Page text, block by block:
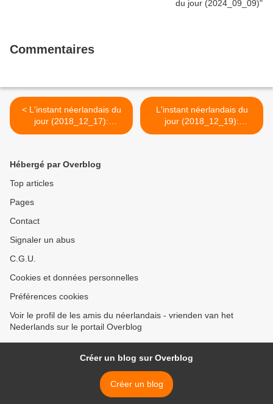
Commentaires
< L'instant néerlandais du
jour (2018_12_17):
volgende week maandag
L'instant néerlandais du
jour (2018_12_19):
cadeaus gekocht? >
Hébergé par Overblog
Top articles
Pages
Contact
Signaler un abus
C.G.U.
Cookies et données personnelles
Préférences cookies
Voir le profil de les amis du néerlandais - vrienden van het
Nederlands sur le portail Overblog
Créer un blog sur Overblog
Créer un blog